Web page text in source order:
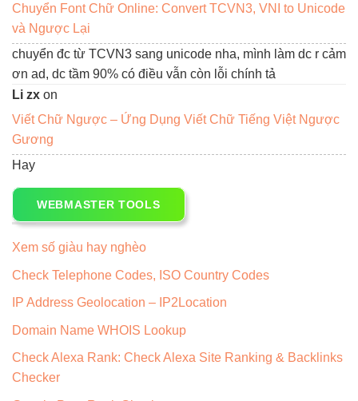
Chuyển Font Chữ Online: Convert TCVN3, VNI to Unicode
và Ngược Lại
chuyển đc từ TCVN3 sang unicode nha, mình làm dc r cảm
ơn ad, dc tầm 90% có điều vẫn còn lỗi chính tả
Li zx on
Viết Chữ Ngược – Ứng Dụng Viết Chữ Tiếng Việt Ngược
Gương
Hay
WEBMASTER TOOLS
Xem số giàu hay nghèo
Check Telephone Codes, ISO Country Codes
IP Address Geolocation – IP2Location
Domain Name WHOIS Lookup
Check Alexa Rank: Check Alexa Site Ranking & Backlinks
Checker